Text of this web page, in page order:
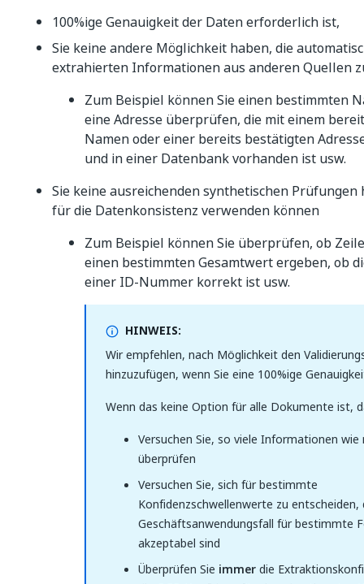
100%ige Genauigkeit der Daten erforderlich ist,
Sie keine andere Möglichkeit haben, die
extrahierten Informationen aus anderen Quellen
Zum Beispiel können Sie einen bestimmten
eine Adresse überprüfen, die mit einem
Namen oder einer bereits bestätigten
und in einer Datenbank vorhanden ist usw.
Sie keine ausreichenden synthetischen Prüfungen
für die Datenkonsistenz verwenden können
Zum Beispiel können Sie überprüfen, ob
einen bestimmten Gesamtwert ergeben, ob
einer ID-Nummer korrekt ist usw.
HINWEIS:
Wir empfehlen, nach Möglichkeit den
hinzuzufügen, wenn Sie eine 100%ige
Wenn das keine Option für alle Dokumente ist,
Versuchen Sie, so viele Informationen wie
überprüfen
Versuchen Sie, sich für bestimmte
Konfidenzschwellenwerte zu entscheiden,
Geschäftsanwendungsfall für bestimmte
akzeptabel sind
Überprüfen Sie immerdie